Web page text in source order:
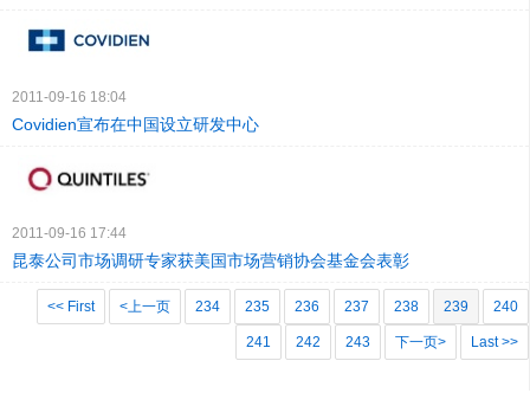
2011-09-16 18:04
Covidien宣布在中国设立研发中心
2011-09-16 17:44
昆泰公司市场调研专家获美国市场营销协会基金会表彰
<< First <上一页 234 235 236 237 238 239 240
241 242 243 下一页> Last >>